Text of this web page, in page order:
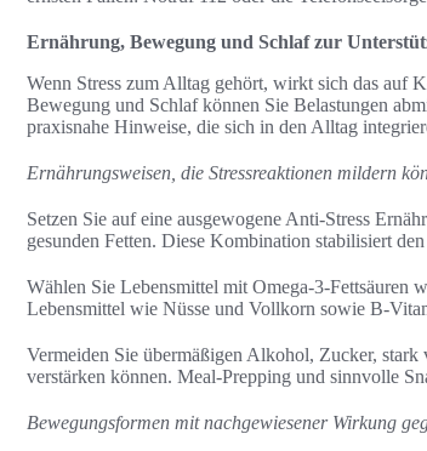
Ernährung, Bewegung und Schlaf zur
Wenn Stress zum Alltag gehört, wirkt sich das auf
Bewegung und Schlaf können Sie Belastungen
praxisnahe Hinweise, die sich in den Alltag
Ernährungsweisen, die Stressreaktionen mildern
Setzen Sie auf eine ausgewogene Anti-Stress
gesunden Fetten. Diese Kombination stabilisiert
Wählen Sie Lebensmittel mit Omega-3-Fettsäuren
Lebensmittel wie Nüsse und Vollkorn sowie B-
Vermeiden Sie übermäßigen Alkohol, Zucker, stark
verstärken können. Meal-Prepping und sinnvolle
Bewegungsformen mit nachgewiesener Wirkung